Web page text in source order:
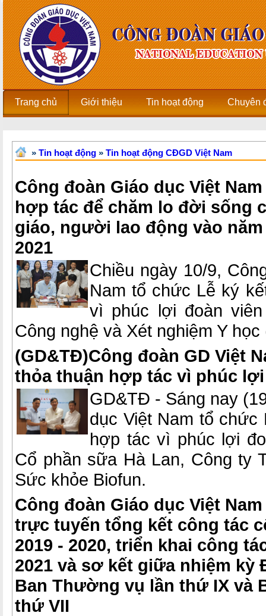
Trang chủ Giới thiệu Tin hoạt động Chuyên
» Tin hoạt động » Tin hoạt động CĐGD Việt Nam
Công đoàn Giáo dục Việt
hợp tác để chăm lo đời sống
giáo, người lao động vào
2021
Chiều ngày 10/9,
Nam tổ chức Lễ ký
vì phúc lợi đoàn
Công nghệ và Xét nghiệm Y
(GD&TĐ)Công đoàn GD Việt
thỏa thuận hợp tác vì phúc
GD&TĐ - Sáng nay
dục Việt Nam tổ chức
hợp tác vì phúc lợi
Cổ phần sữa Hà Lan, Công ty
Sức khỏe Biofun.
Công đoàn Giáo dục Việt
trực tuyến tổng kết công tác
2019 - 2020, triển khai công
2021 và sơ kết giữa nhiệm kỳ
Ban Thường vụ lần thứ IX và
thứ VII